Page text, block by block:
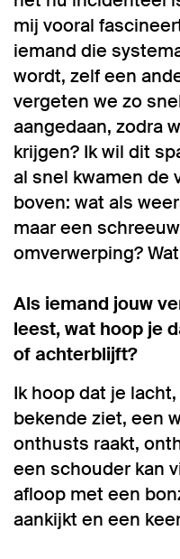
mij vooral
iemand die
wordt, zelf een
vergeten we zo
aangedaan, zodra
krijgen? Ik wil dit
al snel kwamen de
boven: wat als
maar een
omverwerping?
Als iemand jouw
leest, wat hoop je
of achterblijft?
Ik hoop dat je
bekende ziet, een
onthusts raakt,
een schouder kan
afloop met een
aankijkt en een